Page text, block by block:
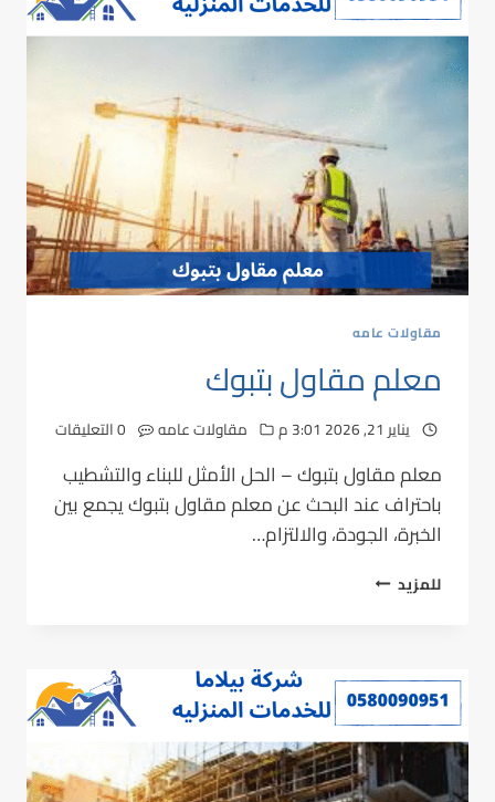
مقاولات عامه
معلم مقاول بتبوك
يناير 21, 2026 3:01 م مقاولات عامه 0 التعليقات
معلم مقاول بتبوك – الحل الأمثل للبناء والتشطيب
باحتراف عند البحث عن معلم مقاول بتبوك يجمع بين
الخبرة، الجودة، والالتزام…
للمزيد